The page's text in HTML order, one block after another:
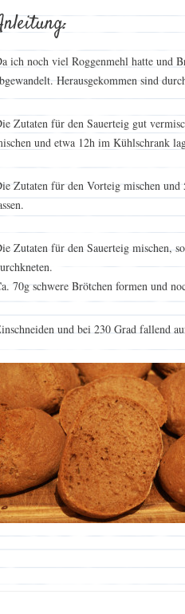
ich noch viel Roggenmehl hatte und
Herausgekommen sind
Zutaten für den Sauerteig gut
und etwa 12h im Kühlschrank
Zutaten für den Vorteig mischen
Zutaten für den Sauerteig mischen,
70g schwere Brötchen formen und
und bei 230 Grad fallend